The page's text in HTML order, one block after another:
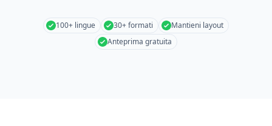
100+ lingue 30+ formati
Mantieni layout
Anteprima gratuita